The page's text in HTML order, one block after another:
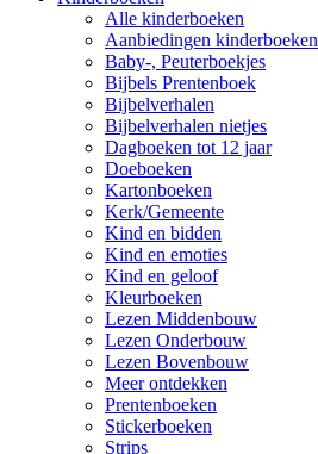
Alle kinderboeken
Aanbiedingen kinderboeken
Baby-, Peuterboekjes
Bijbels Prentenboek
Bijbelverhalen
Bijbelverhalen nietjes
Dagboeken tot 12 jaar
Doeboeken
Kartonboeken
Kerk/Gemeente
Kind en bidden
Kind en emoties
Kind en geloof
Kleurboeken
Lezen Middenbouw
Lezen Onderbouw
Lezen Bovenbouw
Meer ontdekken
Prentenboeken
Stickerboeken
Strips